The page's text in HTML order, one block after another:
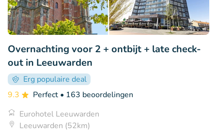
Overnachting voor 2 + ontbijt + late check-
out in Leeuwarden
Erg populaire deal
9.3
Perfect • 163 beoordelingen
Eurohotel Leeuwarden
Leeuwarden (52km)